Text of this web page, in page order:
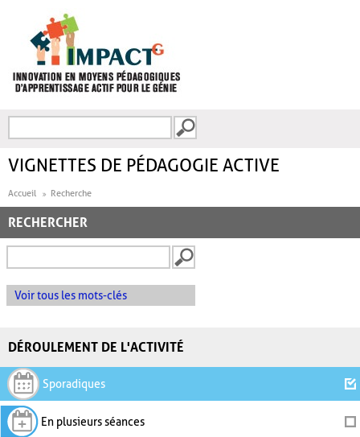
FORMULAIRE DE
VIGNETTES DE PÉDAGOGIE ACTIVE
Accueil Recherche
RECHERCHER
Voir tous les mots-clés
DÉROULEMENT DE L'ACTIVITÉ
Sporadiques
En plusieurs séances